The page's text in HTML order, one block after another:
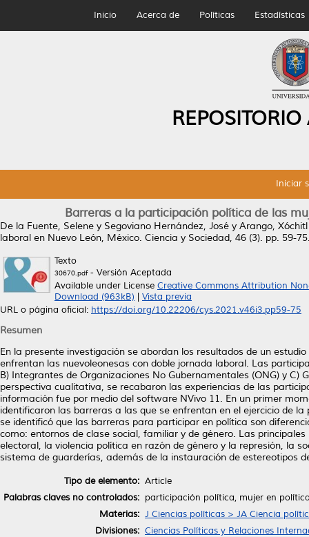
Inicio Acerca de Políticas Estadísticas
Iniciar
Barreras a la participación política de las
De la Fuente, Selene y Segoviano Hernández, José y Arango,
laboral en Nuevo León, México. Ciencia y Sociedad, 46 (3). pp. 59-
Texto
30670.pdf- Versión Aceptada
Available under License Creative Commons Attribution
Download (963kB)
Vista previa
URL o página oficial: https://doi.org/10.22206/cys.2021.v46i3.pp59-75
Resumen
En la presente investigación se abordan los resultados de un
enfrentan las nuevoleonesas con doble jornada laboral. Las
B) Integrantes de Organizaciones No Gubernamentales (ONG) y C)
perspectiva cualitativa, se recabaron las experiencias de las
información fue por medio del software NVivo 11. En un primer
identificaron las barreras a las que se enfrentan en el ejercicio de
se identificó que las barreras para participar en política son
como: entornos de clase social, familiar y de género. Las
electoral, la violencia política en razón de género y la represión, la
sistema de guarderías, además de la instauración de estereotipos
Tipo de elemento: Article
Palabras claves no controlados: participación política, mujer en
Materias: J Ciencias políticas > JA Ciencia
Divisiones: Ciencias Políticas y Relaciones